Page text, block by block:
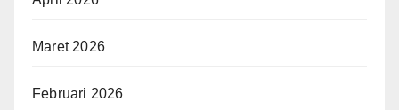
Maret 2026
Februari 2026